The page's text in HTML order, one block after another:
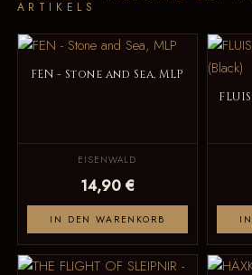
ARTIKELS
FEN - Stone and Sea, MLP
EISENWALD
14,90 €
IN DEN WARENKORB